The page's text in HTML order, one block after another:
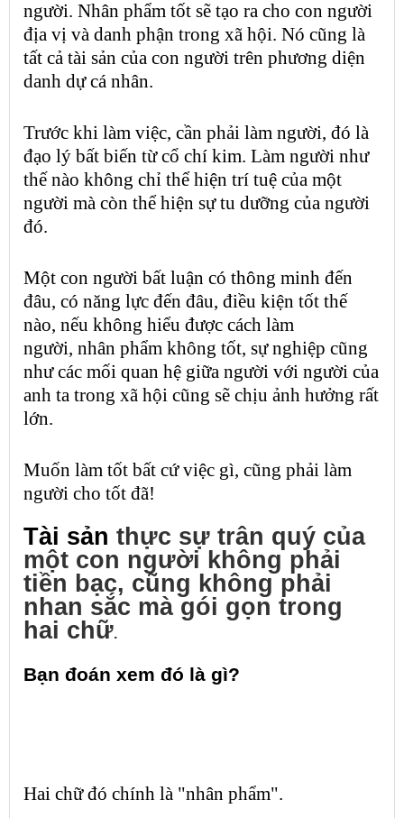
người. Nhân phẩm tốt sẽ tạo ra cho con người
địa vị và danh phận trong xã hội. Nó cũng là
tất cả tài sản của con người trên phương diện
danh dự cá nhân.
Trước khi làm việc, cần phải làm người, đó là
đạo lý bất biến từ cổ chí kim. Làm người như
thế nào không chỉ thể hiện trí tuệ của một
người mà còn thể hiện sự tu dưỡng của người
đó.
Một con người bất luận có thông minh đến
đâu, có năng lực đến đâu, điều kiện tốt thế
nào, nếu không hiểu được cách làm
người, nhân phẩm không tốt, sự nghiệp cũng
như các mối quan hệ giữa người với người của
anh ta trong xã hội cũng sẽ chịu ảnh hưởng rất
lớn.
Muốn làm tốt bất cứ việc gì, cũng phải làm
người cho tốt đã!
Tài sản thực sự trân quý của
một con người không phải
tiền bạc, cũng không phải
nhan sắc mà gói gọn trong
hai chữ.
Bạn đoán xem đó là gì?
Hai chữ đó chính là "nhân phẩm".